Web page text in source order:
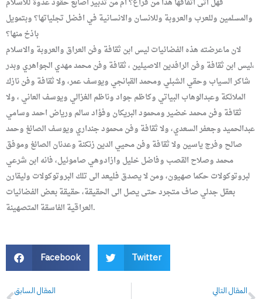
والمسلمين وللعرب والعروبة وللانسان والانسانية في افضل تجلياتها؟ وبتمويل
باذخ منها؟
لان ماعرضته هذه الفضائيات ليس ابن ثقافة وفن العراق والعروبة والاسلام
،ليس ابن ثقافة وفن الرافدين الاصيلين ، ثقافة وفن محمد مهدي الجواهري وبدر
شاكر السياب وحقي الشبلي ومحمد القبانجي ويوسف عمر، ولا ثقافة وفن نازك
الملائكة وعبدالوهاب البياتي وكاظم جواد وناظم الغزالي ويوسف العاني ، ولا
ثقافة وفن محمد خضير ومحمود البريكان وفؤاد سالم ورياض احمد وسامي
عبدالحميد وجعفر السعدي، ولا ثقافة وفن محمود جنداري ويوسف الصائغ وحمد
صالح وفرج ياسين ولا ثقافة وفن محيي الدين زنكنة وعدنان الصائغ وموفق
محمد وصلاح القصب وفاضل خليل وازادوهي صاموئيل، فانه ابن شرعي
لبروتوكولات حكما صهيون، ومن لا يصدق فليعد الى تلك البروتوكولات وليقارن
بعقل جدلي صاف متجرد حتى يصل الى الحقيقة، حقيقة بعض الفضائيات
العراقية الفاسقة المتصهينة.
Facebook Twitter
Prev
المقال السابق المقال التالي